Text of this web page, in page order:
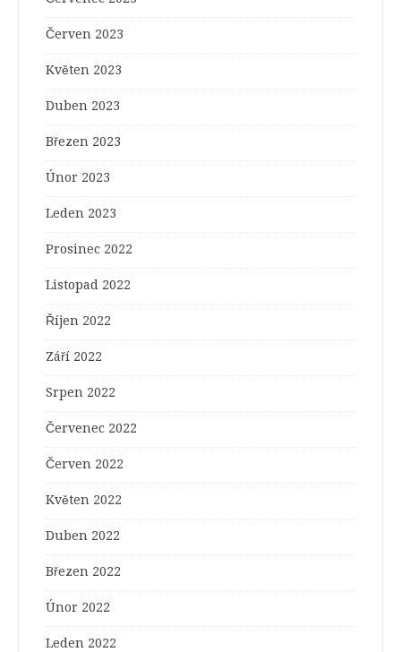
Červen 2023
Květen 2023
Duben 2023
Březen 2023
Únor 2023
Leden 2023
Prosinec 2022
Listopad 2022
Říjen 2022
Září 2022
Srpen 2022
Červenec 2022
Červen 2022
Květen 2022
Duben 2022
Březen 2022
Únor 2022
Leden 2022